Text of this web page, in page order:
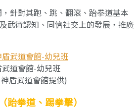
針對其跑、跳、翻滾、跆拳道基本
武術認知、同儕社交上的發展，推廣
道會館-幼兒班
盾武道會館提供)
跆拳道、踢拳擊）